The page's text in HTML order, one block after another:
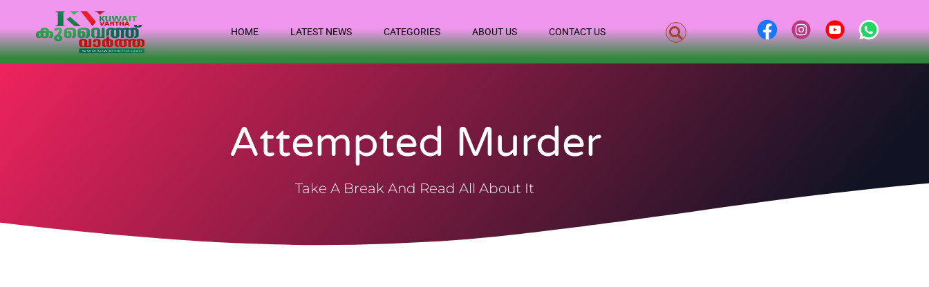
HOME LATEST NEWS CATEGORIES ABOUT US CONTACT US
Attempted Murder
Take A Break And Read All About It